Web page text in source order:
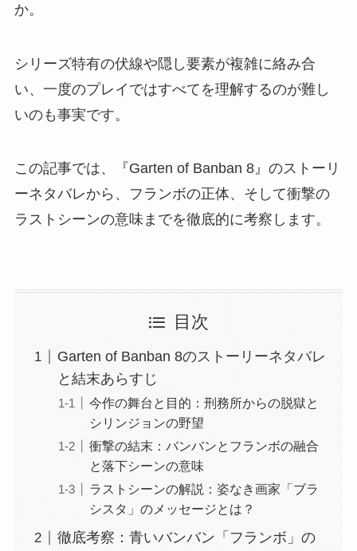
か。
シリーズ特有の伏線や隠し要素が複雑に絡み合
い、一度のプレイではすべてを理解するのが難し
いのも事実です。
この記事では、『Garten of Banban 8』のストーリ
ーネタバレから、フランボの正体、そして衝撃の
ラストシーンの意味までを徹底的に考察します。
目次
Garten of Banban 8のストーリーネタバレ
と結末あらすじ
今作の舞台と目的：刑務所からの脱獄と
シリンジョンの野望
衝撃の結末：バンバンとフランボの融合
と落下シーンの意味
ラストシーンの解説：姿なき画家「ブラ
シスタ」のメッセージとは？
徹底考察：青いバンバン「フランボ」の